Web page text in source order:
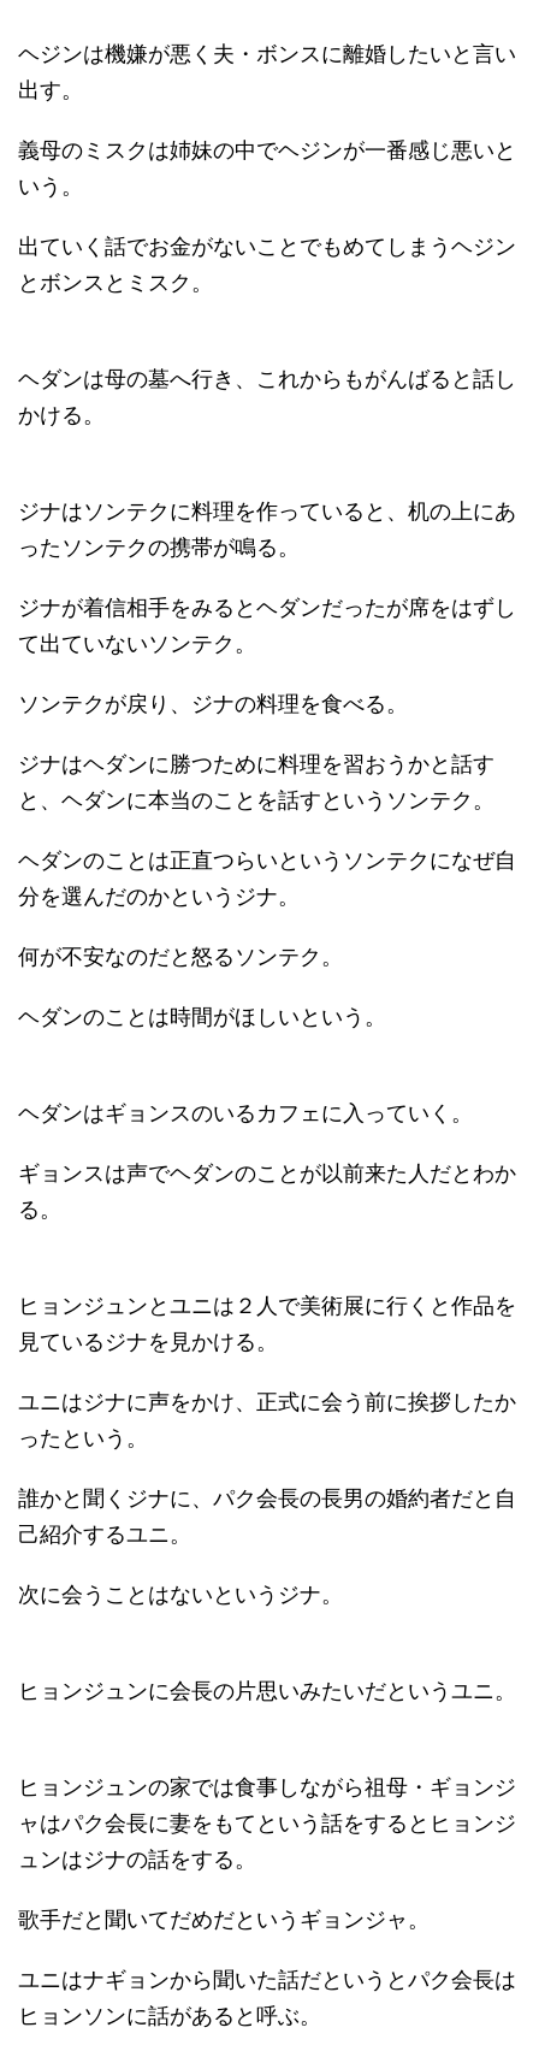
ヘジンは機嫌が悪く夫・ボンスに離婚したいと言い
出す。
義母のミスクは姉妹の中でヘジンが一番感じ悪いと
いう。
出ていく話でお金がないことでもめてしまうヘジン
とボンスとミスク。
ヘダンは母の墓へ行き、これからもがんばると話し
かける。
ジナはソンテクに料理を作っていると、机の上にあ
ったソンテクの携帯が鳴る。
ジナが着信相手をみるとヘダンだったが席をはずし
て出ていないソンテク。
ソンテクが戻り、ジナの料理を食べる。
ジナはヘダンに勝つために料理を習おうかと話す
と、ヘダンに本当のことを話すというソンテク。
ヘダンのことは正直つらいというソンテクになぜ自
分を選んだのかというジナ。
何が不安なのだと怒るソンテク。
ヘダンのことは時間がほしいという。
ヘダンはギョンスのいるカフェに入っていく。
ギョンスは声でヘダンのことが以前来た人だとわか
る。
ヒョンジュンとユニは２人で美術展に行くと作品を
見ているジナを見かける。
ユニはジナに声をかけ、正式に会う前に挨拶したか
ったという。
誰かと聞くジナに、パク会長の長男の婚約者だと自
己紹介するユニ。
次に会うことはないというジナ。
ヒョンジュンに会長の片思いみたいだというユニ。
ヒョンジュンの家では食事しながら祖母・ギョンジ
ャはパク会長に妻をもてという話をするとヒョンジ
ュンはジナの話をする。
歌手だと聞いてだめだというギョンジャ。
ユニはナギョンから聞いた話だというとパク会長は
ヒョンソンに話があると呼ぶ。